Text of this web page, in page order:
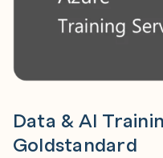
Data & AI
Goldstandard